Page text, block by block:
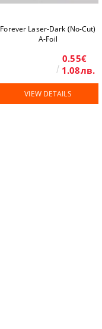
Forever Laser-Dark (No-Cut)
A-Foil
0.55€
1.08лв.
VIEW DETAILS